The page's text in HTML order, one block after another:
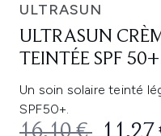
ULTRASUN
ULTRASUN
TEINTÉE SPF
Un soin solaire teinté
SPF50+.
PRIX DE PRIX